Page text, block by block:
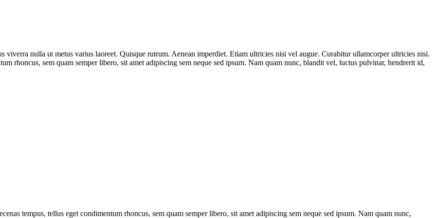
viverra nulla ut metus varius laoreet. Quisque rutrum. Aenean imperdiet. Etiam ultricies nisi vel augue. Curabitur ullamcorper ultricies nisi.
rhoncus, sem quam semper libero, sit amet adipiscing sem neque sed ipsum. Nam quam nunc, blandit vel, luctus pulvinar, hendrerit id,
tempus, tellus eget condimentum rhoncus, sem quam semper libero, sit amet adipiscing sem neque sed ipsum. Nam quam nunc,